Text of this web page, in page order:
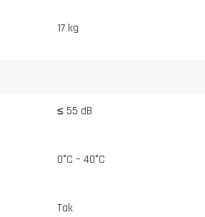
17 kg
≤ 55 dB
0°C – 40°C
Tak